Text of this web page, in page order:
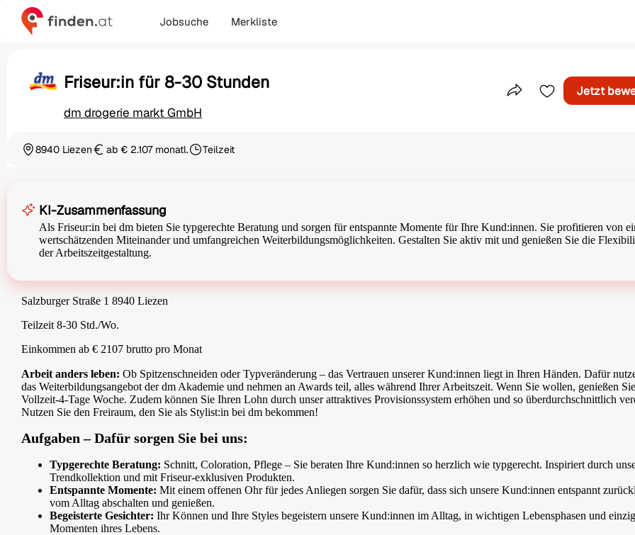
Jobsuche Merkliste
Friseur:in für 8-30 Stunden
dm drogerie markt GmbH
Teile dieses Inserat
Jetzt
Ortschaft
8940 Liezen Gehaltab € 2.107 monatl.Beschäftigungsart
Teilzeit
KI-Zusammenfassung
Als Friseur:in bei dm bieten Sie typgerechte Beratung und sorgen für entspannte Momente für Ihre Kund:innen. Sie profitieren von
wertschätzenden Miteinander und umfangreichen Weiterbildungsmöglichkeiten. Gestalten Sie aktiv mit und genießen Sie die
der Arbeitszeitgestaltung.
Salzburger Straße 1 8940 Liezen
Teilzeit 8-30 Std./Wo.
Einkommen ab € 2107 brutto pro Monat
Arbeit anders leben: Ob Spitzenschneiden oder Typveränderung – das Vertrauen unserer Kund:innen liegt in Ihren Händen. Dafür
das Weiterbildungsangebot der dm Akademie und nehmen an Awards teil, alles während Ihrer Arbeitszeit. Wenn Sie wollen, genießen
Vollzeit-4-Tage Woche. Zudem können Sie Ihren Lohn durch unser attraktives Provisionssystem erhöhen und so überdurchschnittlich
Nutzen Sie den Freiraum, den Sie als Stylist:in bei dm bekommen!
Aufgaben – Dafür sorgen Sie bei uns:
Typgerechte Beratung: Schnitt, Coloration, Pflege – Sie beraten Ihre Kund:innen so herzlich wie typgerecht. Inspiriert durch
Trendkollektion und mit Friseur-exklusiven Produkten.
Entspannte Momente: Mit einem offenen Ohr für jedes Anliegen sorgen Sie dafür, dass sich unsere Kund:innen entspannt
vom Alltag abschalten und genießen.
Begeisterte Gesichter: Ihr Können und Ihre Styles begeistern unsere Kund:innen im Alltag, in wichtigen Lebensphasen und
Momenten ihres Lebens.